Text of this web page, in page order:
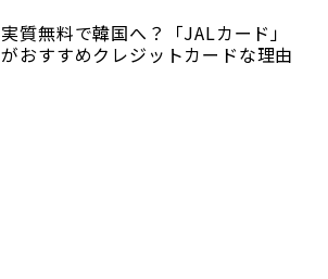
実質無料で韓国へ？「JALカード」
がおすすめクレジットカードな理由